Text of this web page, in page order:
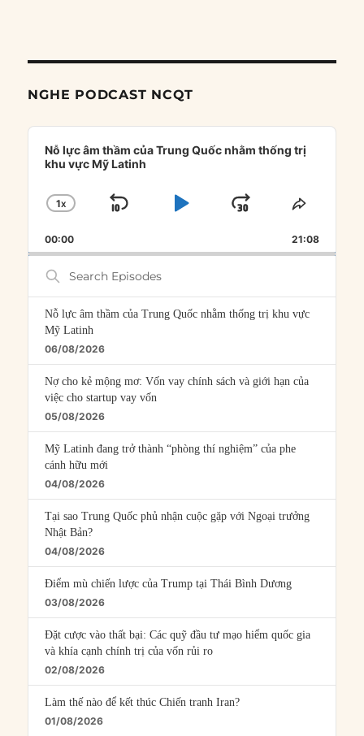
NGHE PODCAST NCQT
Audio
Player
Nỗ lực âm thầm của Trung Quốc nhằm thống trị
khu vực Mỹ Latinh
CHANGE
RATE
1X
SKIP
PLAYJUMP
FORWARD
SHARE
00:00 21:08
Search
Episodes
Nỗ lực âm thầm của Trung Quốc nhằm thống trị khu vực
Mỹ Latinh
06/08/2026
Nợ cho kẻ mộng mơ: Vốn vay chính sách và giới hạn của
việc cho startup vay vốn
05/08/2026
Mỹ Latinh đang trở thành “phòng thí nghiệm” của phe
cánh hữu mới
04/08/2026
Tại sao Trung Quốc phủ nhận cuộc gặp với Ngoại trưởng
Nhật Bản?
04/08/2026
Điểm mù chiến lược của Trump tại Thái Bình Dương
03/08/2026
Đặt cược vào thất bại: Các quỹ đầu tư mạo hiểm quốc gia
và khía cạnh chính trị của vốn rủi ro
02/08/2026
Làm thế nào để kết thúc Chiến tranh Iran?
01/08/2026